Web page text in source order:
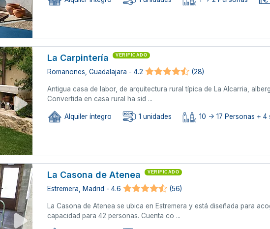
La Carpintería VERIFICADO
Romanones, Guadalajara - 4.2 (28)
Antigua casa de labor, de arquitectura rural típica de La Alcarria,
Convertida en casa rural ha sid ...
Alquiler íntegro 1 unidades 10 -> 17 Personas + 4
La Casona de Atenea VERIFICADO
Estremera, Madrid - 4.6 (56)
La Casona de Atenea se ubica en Estremera y está diseñada para
capacidad para 42 personas. Cuenta co ...